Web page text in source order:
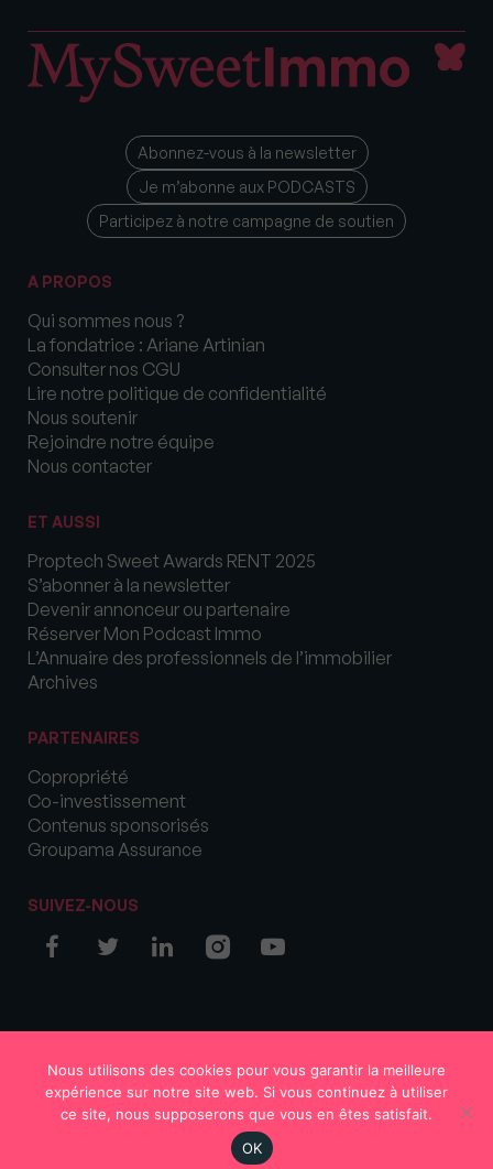
Abonnez-vous à la newsletter
Je m’abonne aux PODCASTS
Participez à notre campagne de soutien
A PROPOS
Qui sommes nous ?
La fondatrice : Ariane Artinian
Consulter nos CGU
Lire notre politique de confidentialité
Nous soutenir
Rejoindre notre équipe
Nous contacter
ET AUSSI
Proptech Sweet Awards RENT 2025
S’abonner à la newsletter
Devenir annonceur ou partenaire
Réserver Mon Podcast Immo
L’Annuaire des professionnels de l’immobilier
Archives
PARTENAIRES
Copropriété
Co-investissement
Contenus sponsorisés
Groupama Assurance
SUIVEZ-NOUS
Nous utilisons des cookies pour vous garantir la meilleure
expérience sur notre site web. Si vous continuez à utiliser
ce site, nous supposerons que vous en êtes satisfait.
OK